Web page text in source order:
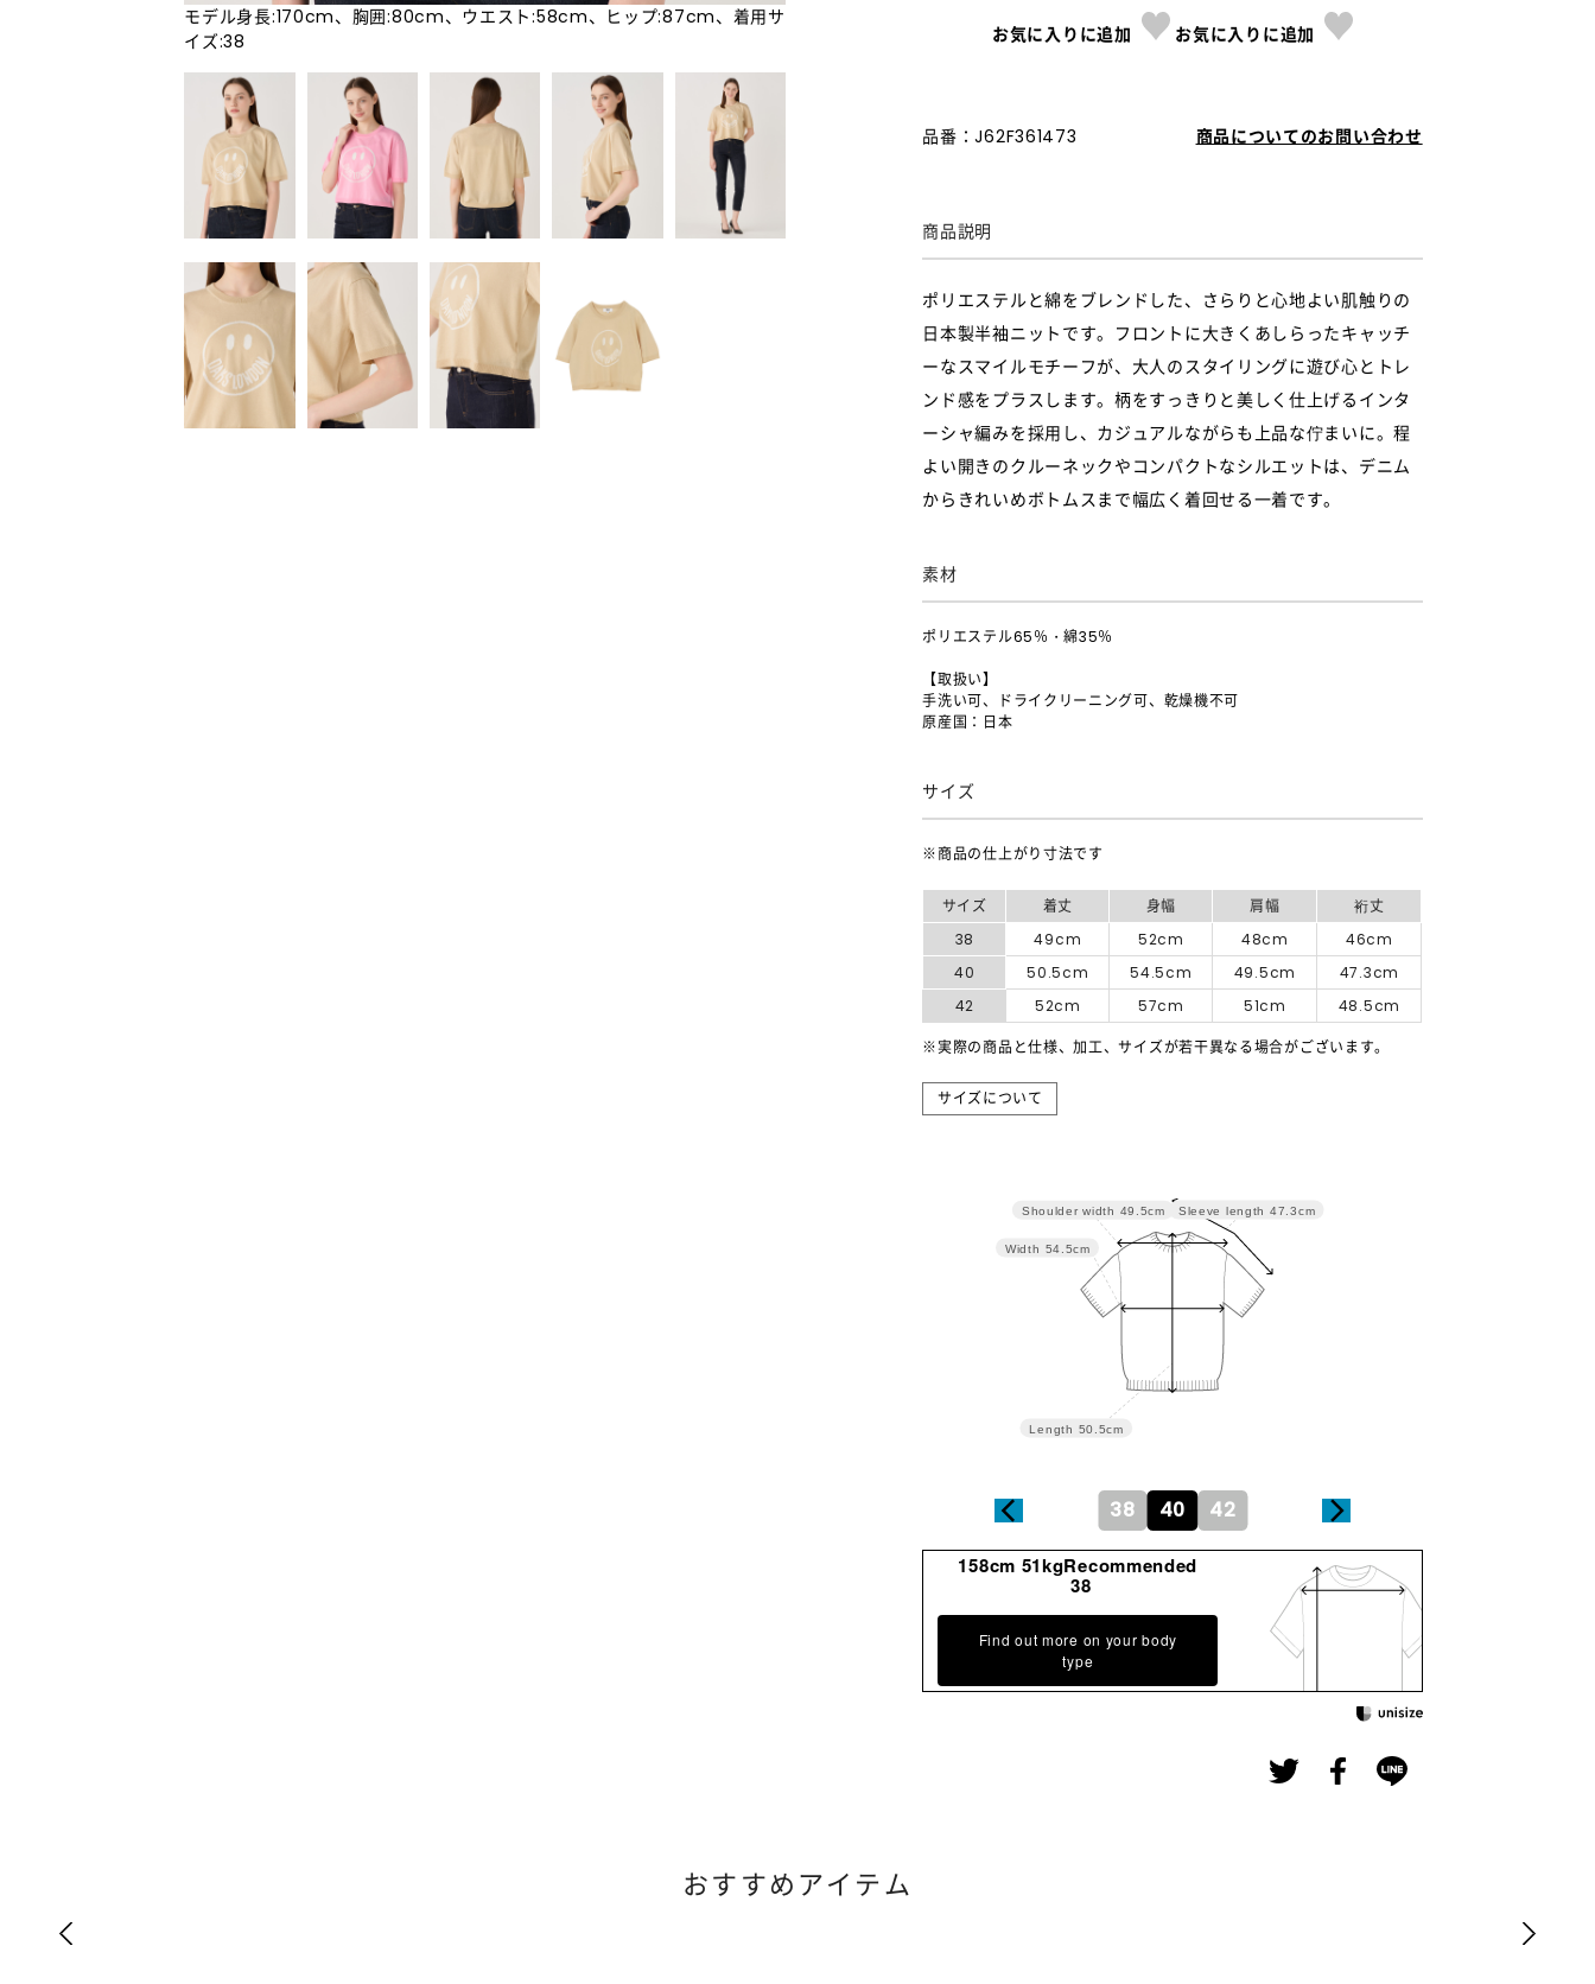
モデル身長:170cm、胸囲:80cm、ウエスト:58cm、ヒップ:87cm、着用サ
イズ:38
お気に入りに追加 お気に入りに追加
品番：J62F361473 商品についてのお問い合わせ
商品説明
ポリエステルと綿をブレンドした、さらりと心地よい肌触りの
日本製半袖ニットです。フロントに大きくあしらったキャッチ
ーなスマイルモチーフが、大人のスタイリングに遊び心とトレ
ンド感をプラスします。柄をすっきりと美しく仕上げるインタ
ーシャ編みを採用し、カジュアルながらも上品な佇まいに。程
よい開きのクルーネックやコンパクトなシルエットは、デニム
からきれいめボトムスまで幅広く着回せる一着です。
素材
ポリエステル65％・綿35％
【取扱い】
手洗い可、ドライクリーニング可、乾燥機不可
原産国：日本
サイズ
※商品の仕上がり寸法です
サイズ 着丈 身幅 肩幅
裄丈
38
49cm 52cm 48cm
46cm
40
50.5cm 54.5cm 49.5cm
47.3cm
42
52cm 57cm 51cm 48.5cm
※実際の商品と仕様、加工、サイズが若干異なる場合がございます。
サイズについて
Sleeve length 47.3cm
Length 50.5cm
Width 54.5cm
Shoulder width 49.5cm
38 40 42
158cm 51kgRecommended
38
Find out more on your body
type
おすすめアイテム